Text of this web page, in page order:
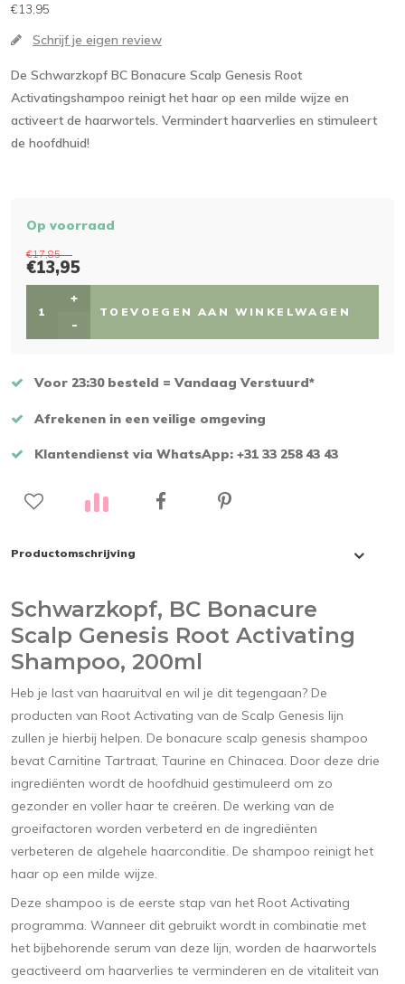
€13,95
Schrijf je eigen review
De Schwarzkopf BC Bonacure Scalp Genesis Root
Activatingshampoo reinigt het haar op een milde wijze en
activeert de haarwortels. Vermindert haarverlies en stimuleert
de hoofdhuid!
Op voorraad
€17,85
€13,95
+
-
TOEVOEGEN AAN WINKELWAGEN
Voor 23:30 besteld = Vandaag Verstuurd*
Afrekenen in een veilige omgeving
Klantendienst via WhatsApp: +31 33 258 43 43
Productomschrijving
Schwarzkopf, BC Bonacure
Scalp Genesis Root Activating
Shampoo, 200ml
Heb je last van haaruitval en wil je dit tegengaan? De
producten van Root Activating van de Scalp Genesis lijn
zullen je hierbij helpen. De bonacure scalp genesis shampoo
bevat Carnitine Tartraat, Taurine en Chinacea. Door deze drie
ingrediënten wordt de hoofdhuid gestimuleerd om zo
gezonder en voller haar te creëren. De werking van de
groeifactoren worden verbeterd en de ingrediënten
verbeteren de algehele haarconditie. De shampoo reinigt het
haar op een milde wijze.
Deze shampoo is de eerste stap van het Root Activating
programma. Wanneer dit gebruikt wordt in combinatie met
het bijbehorende serum van deze lijn, worden de haarwortels
geactiveerd om haarverlies te verminderen en de vitaliteit van